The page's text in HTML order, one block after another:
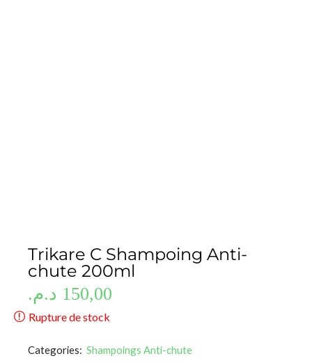
Trikare C Shampoing Anti-
chute 200ml
150,00 د.م.
Rupture de stock
Categories: Shampoings Anti-chute